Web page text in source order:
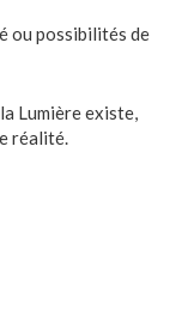
ou possibilités de
Lumière existe,
réalité.